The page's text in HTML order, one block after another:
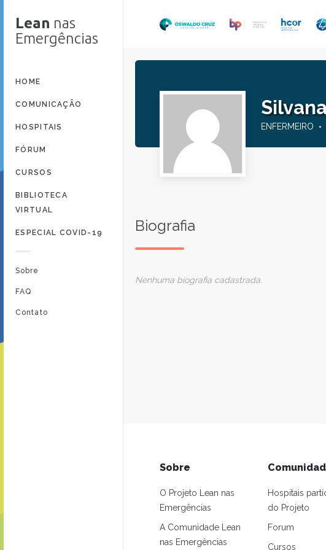
Lean nas
Emergências
HOME
COMUNICAÇÃO
HOSPITAIS
FÓRUM
CURSOS
BIBLIOTECA
VIRTUAL
ESPECIAL COVID-19
Sobre
FAQ
Contato
ENFERMEIRO
Biografia
Nenhuma biografia cadastrada.
Sobre
O Projeto Lean nas
Emergências
A Comunidade Lean
nas Emergências
Hospitais
do Projeto
Forum
Cursos